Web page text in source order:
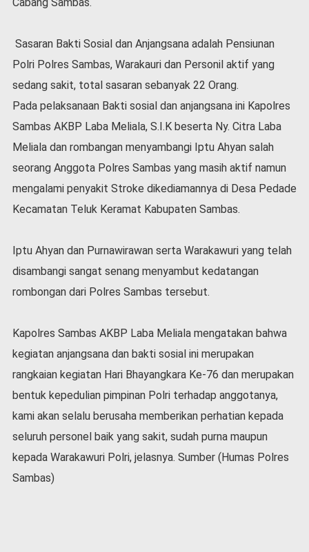
a
p
i
i
e
r
t
a
v
i
-
a
s
o
n
a
Sasaran Bakti Sosial dan Anjangsana adalah Pensiunan
Polri Polres Sambas, Warakauri dan Personil aktif yang
sedang sakit, total sasaran sebanyak 22 Orang.
Pada pelaksanaan Bakti sosial dan anjangsana ini Kapolres
Sambas AKBP Laba Meliala, S.I.K beserta Ny. Citra Laba
Meliala dan rombangan menyambangi Iptu Ahyan salah
seorang Anggota Polres Sambas yang masih aktif namun
mengalami penyakit Stroke dikediamannya di Desa Pedade
Kecamatan Teluk Keramat Kabupaten Sambas.
Iptu Ahyan dan Purnawirawan serta Warakawuri yang telah
disambangi sangat senang menyambut kedatangan
rombongan dari Polres Sambas tersebut.
Kapolres Sambas AKBP Laba Meliala mengatakan bahwa
kegiatan anjangsana dan bakti sosial ini merupakan
rangkaian kegiatan Hari Bhayangkara Ke-76 dan merupakan
bentuk kepedulian pimpinan Polri terhadap anggotanya,
kami akan selalu berusaha memberikan perhatian kepada
seluruh personel baik yang sakit, sudah purna maupun
kepada Warakawuri Polri, jelasnya. Sumber (Humas Polres
Sambas)